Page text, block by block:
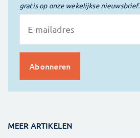
gratis op onze wekelijkse nieuwsbrief.
MEER ARTIKELEN